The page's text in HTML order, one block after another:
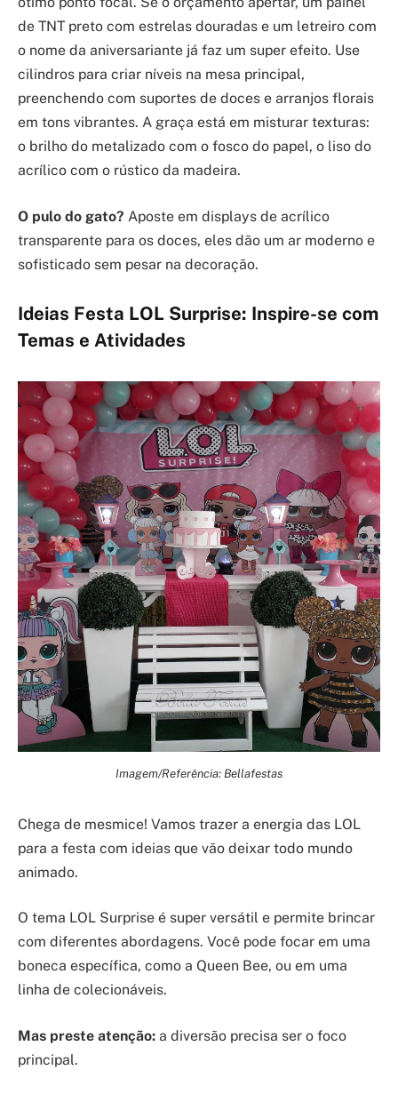
de TNT preto com estrelas douradas e um letreiro com
o nome da aniversariante já faz um super efeito. Use
cilindros para criar níveis na mesa principal,
preenchendo com suportes de doces e arranjos florais
em tons vibrantes. A graça está em misturar texturas:
o brilho do metalizado com o fosco do papel, o liso do
acrílico com o rústico da madeira.
O pulo do gato? Aposte em displays de acrílico
transparente para os doces, eles dão um ar moderno e
sofisticado sem pesar na decoração.
Ideias Festa LOL Surprise: Inspire-se com
Temas e Atividades
Imagem/Referência: Bellafestas
Chega de mesmice! Vamos trazer a energia das LOL
para a festa com ideias que vão deixar todo mundo
animado.
O tema LOL Surprise é super versátil e permite brincar
com diferentes abordagens. Você pode focar em uma
boneca específica, como a Queen Bee, ou em uma
linha de colecionáveis.
Mas preste atenção: a diversão precisa ser o foco
principal.